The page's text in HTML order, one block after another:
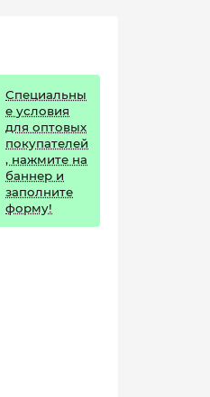
Специальны
е условия
для оптовых
покупателей
, нажмите на
баннер и
заполните
форму!